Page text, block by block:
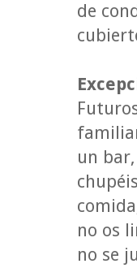
de
un
no os
no se